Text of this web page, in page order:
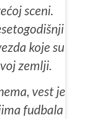
sceni.
koje su
zemlji.
vest je
fudbala